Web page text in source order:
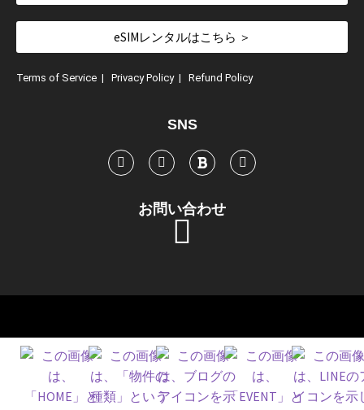
eSIMレンタルはこちら ＞
Terms of Service | Privacy Policy | Refund Policy
SNS
お問い合わせ